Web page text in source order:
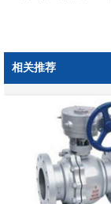
相关推荐